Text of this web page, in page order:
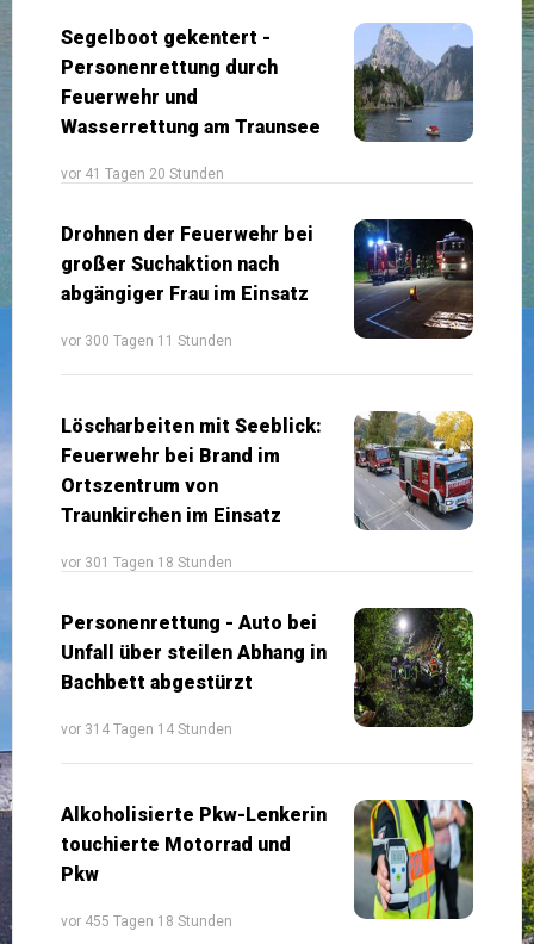
Segelboot gekentert -
Personenrettung durch
Feuerwehr und
Wasserrettung am Traunsee
vor 41 Tagen 20 Stunden
Drohnen der Feuerwehr bei
großer Suchaktion nach
abgängiger Frau im Einsatz
vor 300 Tagen 11 Stunden
Löscharbeiten mit Seeblick:
Feuerwehr bei Brand im
Ortszentrum von
Traunkirchen im Einsatz
vor 301 Tagen 18 Stunden
Personenrettung - Auto bei
Unfall über steilen Abhang in
Bachbett abgestürzt
vor 314 Tagen 14 Stunden
Alkoholisierte Pkw-Lenkerin
touchierte Motorrad und
Pkw
vor 455 Tagen 18 Stunden